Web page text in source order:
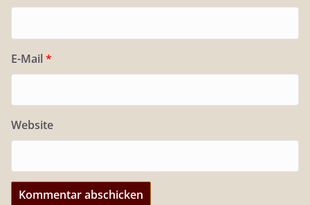
E-Mail *
Website